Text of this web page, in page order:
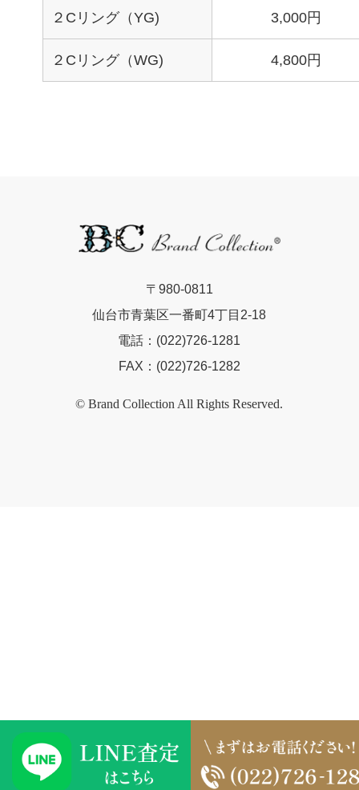
２Cリング（YG) 3,000円
２Cリング（WG) 4,800円
〒980-0811
仙台市青葉区一番町4丁目2-18
電話：(022)726-1281
FAX：(022)726-1282
© Brand Collection All Rights Reserved.